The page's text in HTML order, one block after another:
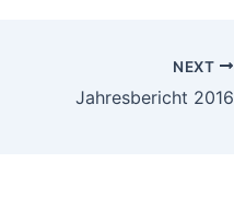
NEXT
Jahresbericht 2016